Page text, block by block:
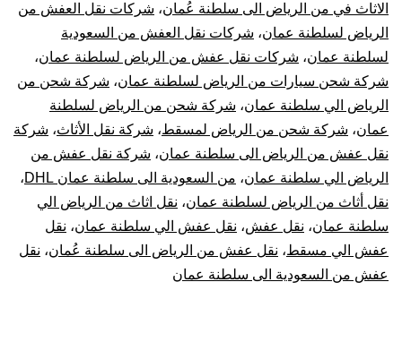
الاثاث في من الرياض الى سلطنة عُمان، شركات نقل العفش من
الرياض لسلطنة عمان، شركات نقل العفش من السعودية
لسلطنة عمان، شركات نقل عفش من الرياض لسلطنة عمان،
شركة شحن سيارات من الرياض لسلطنة عمان، شركة شحن من
الرياض الي سلطنة عمان، شركة شحن من الرياض لسلطنة
عمان، شركة شحن من الرياض لمسقط، شركة نقل الأثاث، شركة
نقل عفش من الرياض الى سلطنة عمان، شركة نقل عفش من
الرياض الي سلطنة عمان، من السعودية الى سلطنة عمان DHL
،
نقل أثاث من الرياض لسلطنة عمان، نقل اثاث من الرياض الي
سلطنة عمان، نقل عفش، نقل عفش الي سلطنة عمان، نقل
عفش الي مسقط، نقل عفش من الرياض الى سلطنة عُمان، نقل
عفش من السعودية الى سلطنة عمان